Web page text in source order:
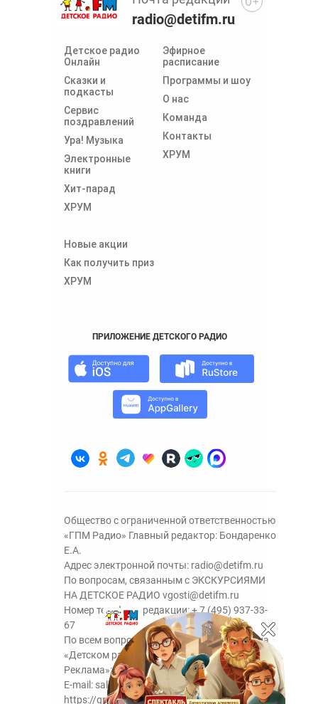
Детское радио
Онлайн
Сказки и
подкасты
Сервис
поздравлений
Ура! Музыка
Электронные
книги
Хит-парад
ХРУМ
Эфирное
расписание
Программы и шоу
О нас
Команда
Контакты
ХРУМ
Новые акции
Как получить приз
ХРУМ
radio@detifm.ru
ПРИЛОЖЕНИЕ ДЕТСКОГО РАДИО
Общество с ограниченной ответственностью
«ГПМ Радио» Главный редактор: Бондаренко
Е.А.
Адрес электронной почты: radio@detifm.ru
По вопросам, связанным с ЭКСКУРСИЯМИ
НА ДЕТСКОЕ РАДИО vgosti@detifm.ru
Номер телефона редакции:+ 7 (495) 937-33-
67
По всем вопросам размещения рекламы на
«Детском радио» - сейлз-хаус «ГПМ
Реклама»:+7 (495) 921-40-41
E-mail: sales@gazprom-media.ru
https://gpmsaleshouse.ru/